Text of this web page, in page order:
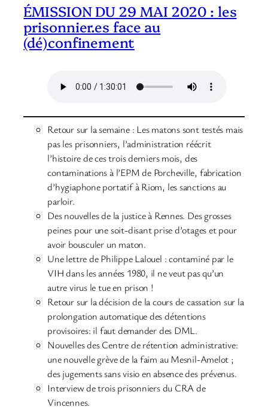
ÉMISSION DU 29 MAI 2020 : les
prisonnier.es face au
(dé)confinement
Retour sur la semaine : Les matons sont testés mais
pas les prisonniers, l’administration réécrit
l’histoire de ces trois derniers mois, des
contaminations à l’EPM de Porcheville, fabrication
d’hygiaphone portatif à Riom, les sanctions au
parloir.
Des nouvelles de la justice à Rennes. Des grosses
peines pour une soit-disant prise d’otages et pour
avoir bousculer un maton.
Une lettre de Philippe Lalouel : contaminé par le
VIH dans les années 1980, il ne veut pas qu’un
autre virus le tue en prison !
Retour sur la décision de la cours de cassation sur la
prolongation automatique des détentions
provisoires: il faut demander des DML.
Nouvelles des Centre de rétention administrative:
une nouvelle grève de la faim au Mesnil-Amelot ;
des jugements sans visio en absence des prévenus.
Interview de trois prisonniers du CRA de
Vincennes.